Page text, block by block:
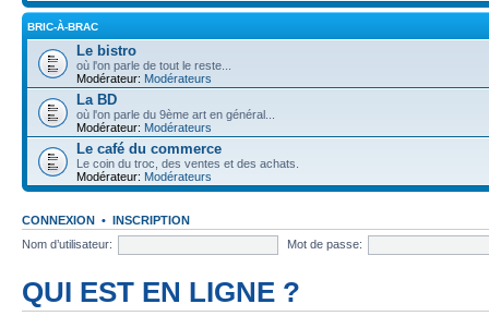
BRIC-À-BRAC
Le bistro
où l'on parle de tout le reste...
Modérateur: Modérateurs
La BD
où l'on parle du 9ème art en général...
Modérateur: Modérateurs
Le café du commerce
Le coin du troc, des ventes et des achats.
Modérateur: Modérateurs
CONNEXION • INSCRIPTION
Nom d’utilisateur:
Mot de passe:
QUI EST EN LIGNE ?